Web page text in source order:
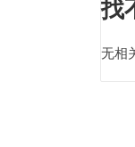
找
无相